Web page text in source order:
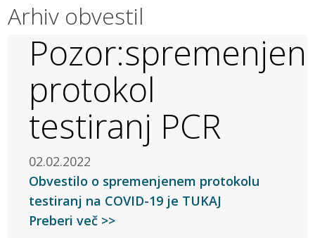
Arhiv obvestil
Pozor:spremenjen
protokol
testiranj PCR
02.02.2022
Obvestilo o spremenjenem protokolu
testiranj na COVID-19 je TUKAJ
Preberi več >>